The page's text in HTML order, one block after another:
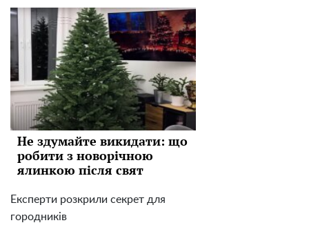
Не здумайте викидати: що
робити з новорічною
ялинкою після свят
Експерти розкрили секрет для
городників